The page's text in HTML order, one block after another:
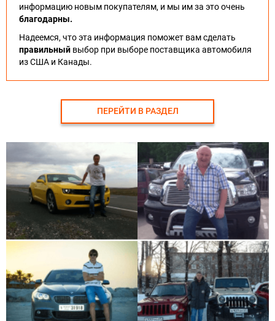
информацию новым покупателям, и мы им за это очень
благодарны.
Надеемся, что эта информация поможет вам сделать
правильный выбор при выборе поставщика автомобиля
из США и Канады.
ПЕРЕЙТИ В РАЗДЕЛ